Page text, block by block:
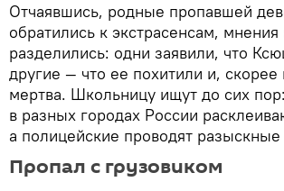
Отчаявшись, родные пропавшей
обратились к экстрасенсам,
разделились: одни заявили, что
другие — что ее похитили и, скорее
мертва. Школьницу ищут до сих
в разных городах России
а полицейские проводят
Пропал с грузовиком